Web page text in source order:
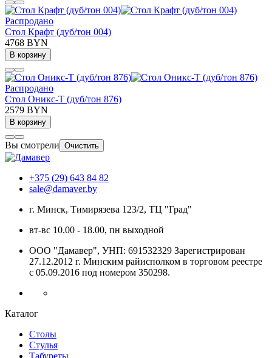
Распродано
Стол Крафт (дуб/тон 004)
4768 BYN
В корзину
Распродано
Стол Оникс-Т (дуб/тон 876)
2579 BYN
В корзину
Вы смотрели Очистить
+375 (29) 643 84 82
sale@damaver.by
г. Минск, Тимирязева 123/2, ТЦ "Град"
вт-вс 10.00 - 18.00, пн выходной
ООО "Дамавер", УНП: 691532329 Зарегистрирован
27.12.2012 г. Минским райисполком в торговом реестре
с 05.09.2016 под номером 350298.
Каталог
Столы
Стулья